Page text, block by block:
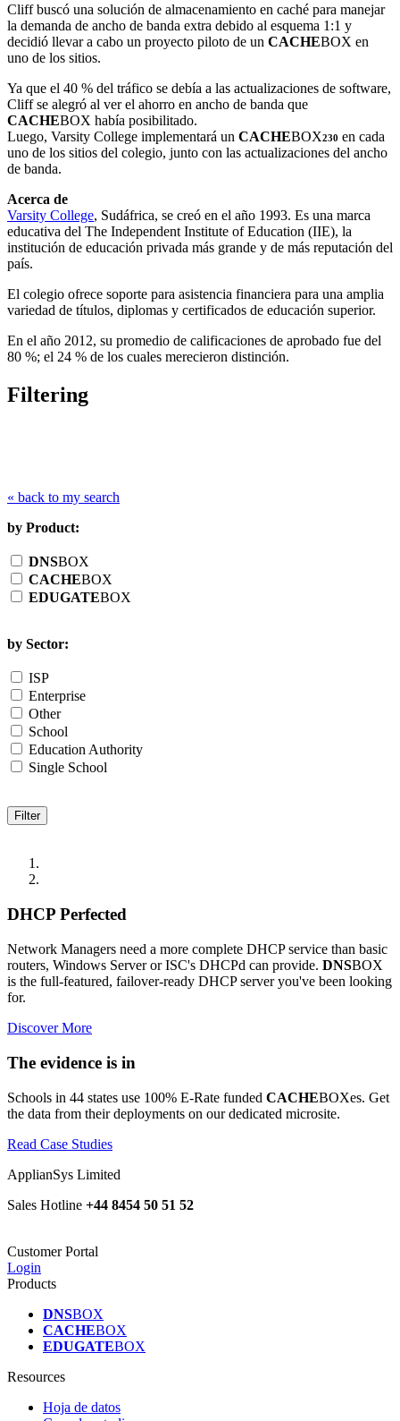
Cliff buscó una solución de almacenamiento en caché para manejar
la demanda de ancho de banda extra debido al esquema 1:1 y
decidió llevar a cabo un proyecto piloto de un CACHEBOX en
uno de los sitios.
Ya que el 40 % del tráfico se debía a las actualizaciones de software,
Cliff se alegró al ver el ahorro en ancho de banda que
CACHEBOX había posibilitado.
Luego, Varsity College implementará un CACHEBOX230 en cada
uno de los sitios del colegio, junto con las actualizaciones del ancho
de banda.
Acerca de
Varsity College, Sudáfrica, se creó en el año 1993. Es una marca
educativa del The Independent Institute of Education (IIE), la
institución de educación privada más grande y de más reputación del
país.
El colegio ofrece soporte para asistencia financiera para una amplia
variedad de títulos, diplomas y certificados de educación superior.
En el año 2012, su promedio de calificaciones de aprobado fue del
80 %; el 24 % de los cuales merecieron distinción.
Filtering
« back to my search
by Product:
DNSBOX
CACHEBOX
EDUGATEBOX
by Sector:
ISP
Enterprise
Other
School
Education Authority
Single School
DHCP Perfected
Network Managers need a more complete DHCP service than basic
routers, Windows Server or ISC's DHCPd can provide. DNSBOX
is the full-featured, failover-ready DHCP server you've been looking
for.
Discover More
The evidence is in
Schools in 44 states use 100% E-Rate funded CACHEBOXes. Get
the data from their deployments on our dedicated microsite.
Read Case Studies
ApplianSys Limited
Sales Hotline +44 8454 50 51 52
Customer Portal
Login
Products
DNSBOX
CACHEBOX
EDUGATEBOX
Resources
Hoja de datos